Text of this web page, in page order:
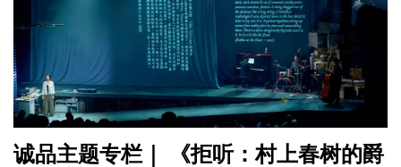
诚品主题专栏｜ 《拒听：村上春树的爵